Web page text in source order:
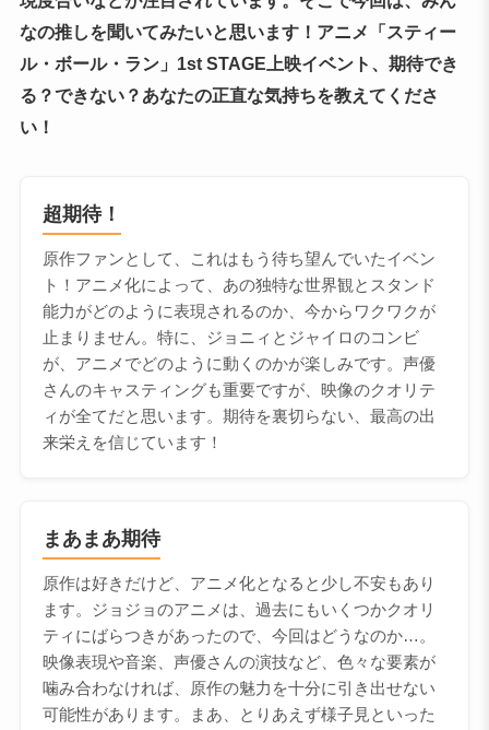
なの推しを聞いてみたいと思います！アニメ「スティー
ル・ボール・ラン」1st STAGE上映イベント、期待でき
る？できない？あなたの正直な気持ちを教えてくださ
い！
超期待！
原作ファンとして、これはもう待ち望んでいたイベン
ト！アニメ化によって、あの独特な世界観とスタンド
能力がどのように表現されるのか、今からワクワクが
止まりません。特に、ジョニィとジャイロのコンビ
が、アニメでどのように動くのかが楽しみです。声優
さんのキャスティングも重要ですが、映像のクオリテ
ィが全てだと思います。期待を裏切らない、最高の出
来栄えを信じています！
まあまあ期待
原作は好きだけど、アニメ化となると少し不安もあり
ます。ジョジョのアニメは、過去にもいくつかクオリ
ティにばらつきがあったので、今回はどうなのか…。
映像表現や音楽、声優さんの演技など、色々な要素が
噛み合わなければ、原作の魅力を十分に引き出せない
可能性があります。まあ、とりあえず様子見といった